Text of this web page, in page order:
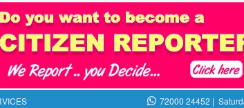
72000 24452 |